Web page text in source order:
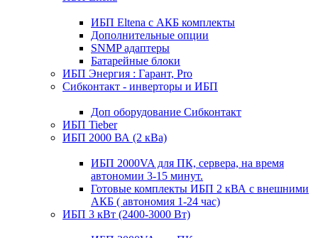
ИБП Eltena с АКБ комплекты
Дополнительные опции
SNMP адаптеры
Батарейные блоки
ИБП Энергия : Гарант, Pro
Сибконтакт - инверторы и ИБП
Доп оборудование Сибконтакт
ИБП Tieber
ИБП 2000 ВА (2 кВа)
ИБП 2000VA для ПК, сервера, на время
автономии 3-15 минут.
Готовые комплекты ИБП 2 кВА с внешними
АКБ ( автономия 1-24 час)
ИБП 3 кВт (2400-3000 Вт)